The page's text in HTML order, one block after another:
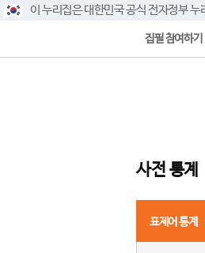
이 누리집은 대한민국 공식 전자정부 누
집필 참여하기
사전 통계
표제어 통계